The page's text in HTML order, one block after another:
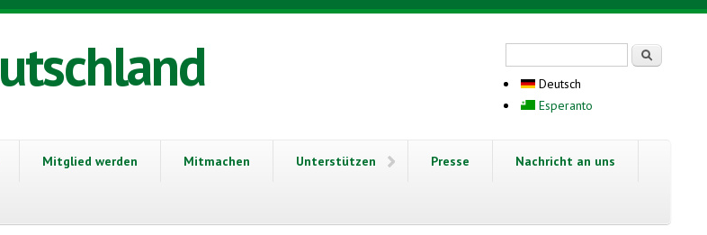
Deutsch
Esperanto
Mitglied werden Mitmachen Unterstützen Presse Nachricht an uns